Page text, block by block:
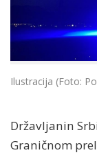
Ilustracija (Foto:
Državljanin
Graničnom